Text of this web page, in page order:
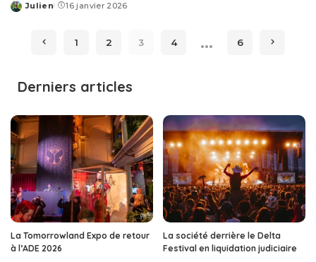
Posted
Julien 16 janvier 2026
1 2 3 4 … 6
Derniers articles
La Tomorrowland Expo de retour
à l’ADE 2026
La société derrière le Delta
Festival en liquidation judiciaire